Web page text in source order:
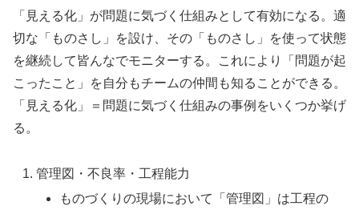
「見える化」が問題に気づく仕組みとして有効になる。適
切な「ものさし」を設け、その「ものさし」を使って状態
を継続して皆んなでモニターする。これにより「問題が起
こったこと」を自分もチームの仲間も知ることができる。
「見える化」＝問題に気づく仕組みの事例をいくつか挙げ
る。
管理図・不良率・工程能力
ものづくりの現場において「管理図」は工程の